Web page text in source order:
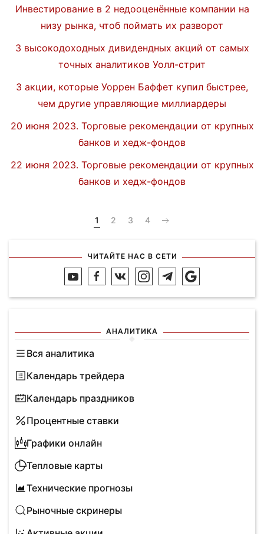
Инвестирование в 2 недооценённые компании на
низу рынка, чтоб поймать их разворот
3 высокодоходных дивидендных акций от самых
точных аналитиков Уолл-стрит
3 акции, которые Уоррен Баффет купил быстрее,
чем другие управляющие миллиардеры
20 июня 2023. Торговые рекомендации от крупных
банков и хедж-фондов
22 июня 2023. Торговые рекомендации от крупных
банков и хедж-фондов
1 2 3 4
ЧИТАЙТЕ НАС В СЕТИ
АНАЛИТИКА
Вся аналитика
Календарь трейдера
Календарь праздников
Процентные ставки
Графики онлайн
Тепловые карты
Технические прогнозы
Рыночные скринеры